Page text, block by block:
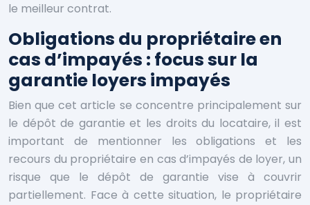
le meilleur contrat.
Obligations du propriétaire en
cas d’impayés : focus sur la
garantie loyers impayés
Bien que cet article se concentre principalement sur
le dépôt de garantie et les droits du locataire, il est
important de mentionner les obligations et les
recours du propriétaire en cas d’impayés de loyer, un
risque que le dépôt de garantie vise à couvrir
partiellement. Face à cette situation, le propriétaire